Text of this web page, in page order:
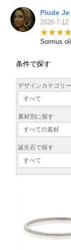
Piude Je
2026-7-12
★★★★
Sormus
条件で探す
デザインカテゴリー
素材別に探す
誕生石で探す